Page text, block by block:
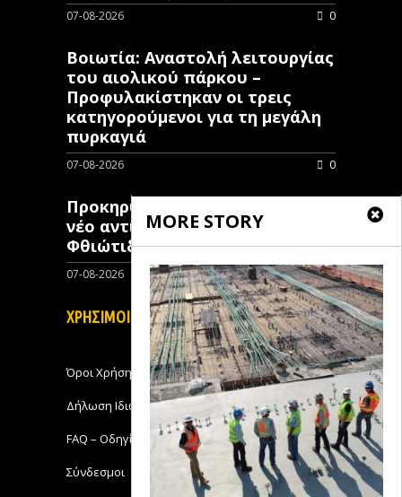
MORE STORY
07-08-2026 0
Βοιωτία: Αναστολή λειτουργίας
του αιολικού πάρκου –
Προφυλακίστηκαν οι τρεις
κατηγορούμενοι για τη μεγάλη
πυρκαγιά
07-08-2026 0
Προκηρύχθηκε διαγωνισμός για
νέo αντιπλημμυρικό έργο στη
Φθιώτιδα
07-08-2026 0
ΧΡΗΣΙΜΟΙ ΣΥΝΔΕΣΜΟΙ
Όροι Χρήσης
Δήλωση Ιδιωτικότητας
FAQ – Οδηγίες Χρήσης
Σύνδεσμοι